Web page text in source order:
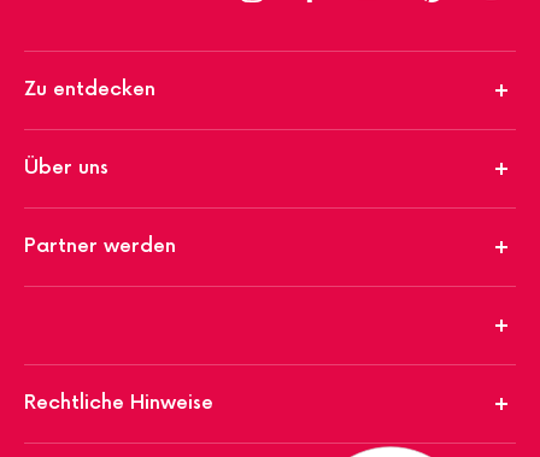
Zu entdecken
Über uns
Partner werden
Rechtliche Hinweise